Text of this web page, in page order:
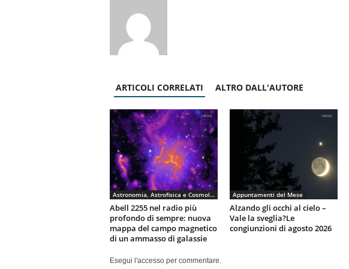
ARTICOLI CORRELATI ALTRO DALL'AUTORE
Astronomia, Astrofisica e Cosmologia
Abell 2255 nel radio più
profondo di sempre: nuova
mappa del campo magnetico
di un ammasso di galassie
Appuntamenti del Mese
Alzando gli occhi al cielo –
Vale la sveglia?Le
congiunzioni di agosto 2026
Esegui l'accesso per commentare.